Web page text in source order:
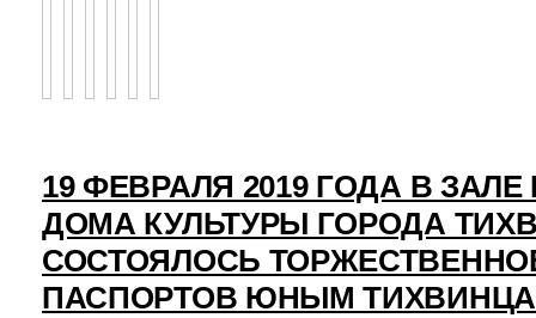
19 ФЕВРАЛЯ 2019 ГОДА В
ДОМА КУЛЬТУРЫ ГОРОДА
СОСТОЯЛОСЬ
ПАСПОРТОВ ЮНЫМ